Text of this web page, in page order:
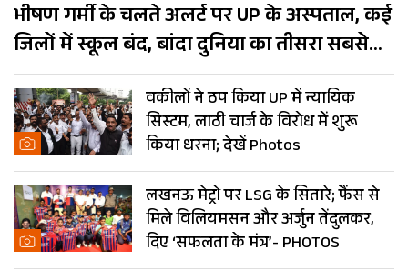
भीषण गर्मी के चलते अलर्ट पर UP के अस्पताल, कई
जिलों में स्कूल बंद, बांदा दुनिया का तीसरा सबसे
गर्म शहर
वकीलों ने ठप किया UP में न्यायिक
सिस्टम, लाठी चार्ज के विरोध में शुरू
किया धरना; देखें Photos
लखनऊ मेट्रो पर LSG के सितारे; फैंस से
मिले विलियमसन और अर्जुन तेंदुलकर,
दिए ‘सफलता के मंत्र’- PHOTOS